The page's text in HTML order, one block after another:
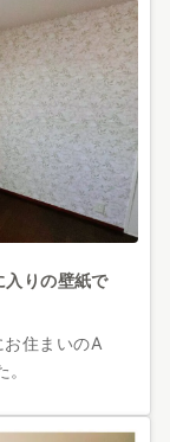
りの壁紙で
住まいのA